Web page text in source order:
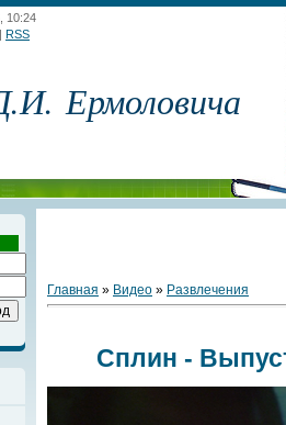
10:24
| RSS
Ермоловича
Главная » Видео » Развлечения
Сплин -